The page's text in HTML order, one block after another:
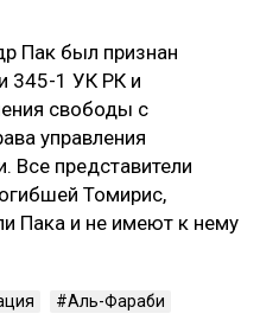
Пак был признан
345-1 УК РК и
свободы с
управления
Все представители
Томирис,
Пака и не имеют к нему
Аль-Фараби